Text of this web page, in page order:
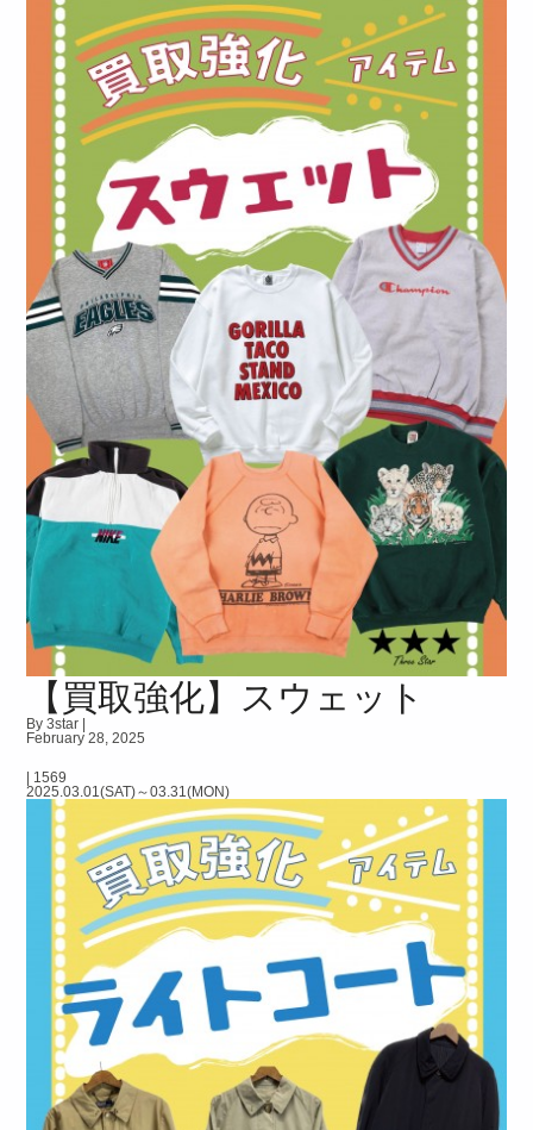
【買取強化】スウェット
By 3star |
February 28, 2025
1569
2025.03.01(SAT)～03.31(MON)